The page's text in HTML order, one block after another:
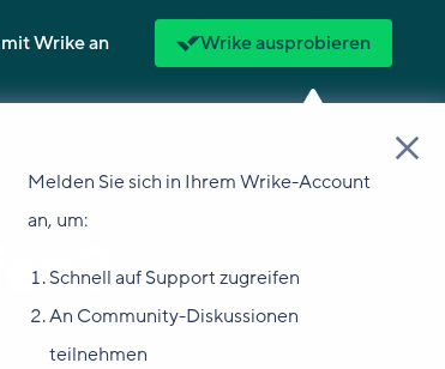
Wrike an Wrike ausprobieren
Melden Sie sich in Ihrem Wrike-Account
an, um:
Schnell auf Support zugreifen
An Community-Diskussionen
teilnehmen